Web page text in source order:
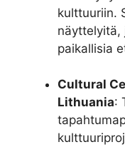
kulttuuriin.
näyttelyitä,
paikallisia
Cultural
Lithuania: